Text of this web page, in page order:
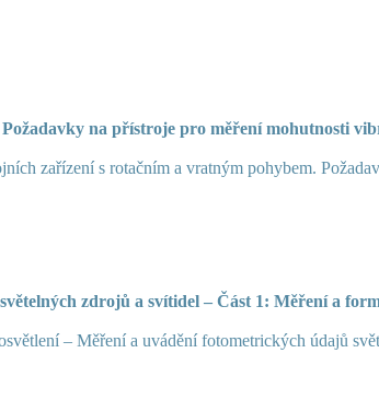
na přístroje pro měření mohutnosti
zařízení s rotačním a vratným pohybem.
zdrojů a svítidel – Část 1: Měření a
– Měření a uvádění fotometrických údajů